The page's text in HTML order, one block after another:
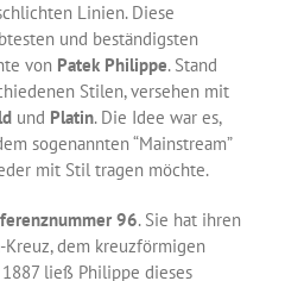
Linien. Diese
und beständigsten
von Patek Philippe. Stand
Stilen, versehen mit
und Platin. Die Idee war es,
sogenannten “Mainstream”
mit Stil tragen möchte.
96. Sie hat ihren
Kreuz, dem kreuzförmigen
ließ Philippe dieses